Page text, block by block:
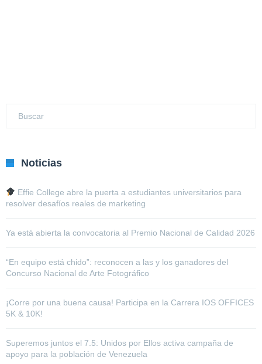
Noticias
Effie College abre la puerta a estudiantes universitarios para
resolver desafíos reales de marketing
Ya está abierta la convocatoria al Premio Nacional de Calidad 2026
“En equipo está chido”: reconocen a las y los ganadores del
Concurso Nacional de Arte Fotográfico
¡Corre por una buena causa! Participa en la Carrera IOS OFFICES
5K & 10K!
Superemos juntos el 7.5: Unidos por Ellos activa campaña de
apoyo para la población de Venezuela